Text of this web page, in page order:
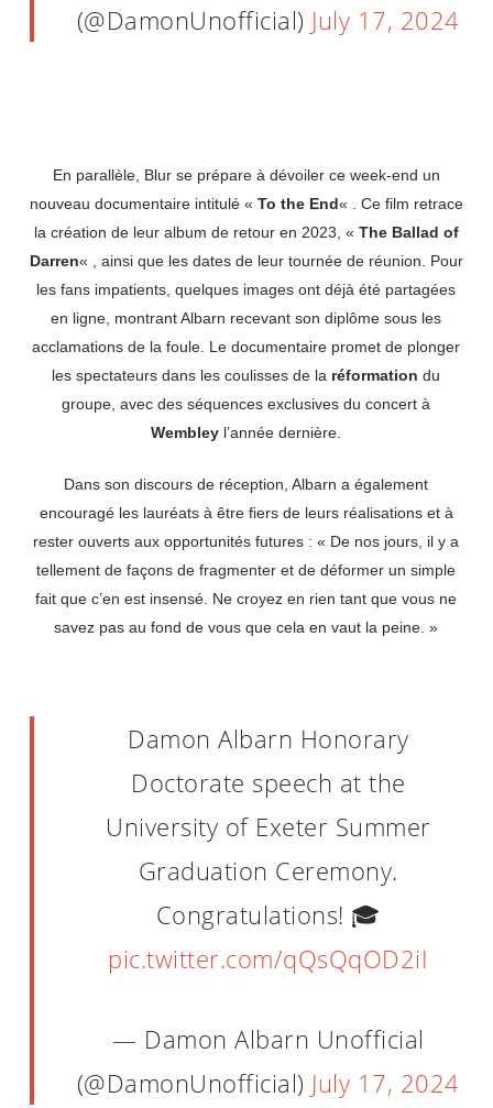
(@DamonUnofficial) July 17, 2024
En parallèle, Blur se prépare à dévoiler ce week-end un
nouveau documentaire intitulé « To the End« . Ce film retrace
la création de leur album de retour en 2023, « The Ballad of
Darren« , ainsi que les dates de leur tournée de réunion. Pour
les fans impatients, quelques images ont déjà été partagées
en ligne, montrant Albarn recevant son diplôme sous les
acclamations de la foule. Le documentaire promet de plonger
les spectateurs dans les coulisses de la réformation du
groupe, avec des séquences exclusives du concert à
Wembley l’année dernière.
Dans son discours de réception, Albarn a également
encouragé les lauréats à être fiers de leurs réalisations et à
rester ouverts aux opportunités futures : « De nos jours, il y a
tellement de façons de fragmenter et de déformer un simple
fait que c’en est insensé. Ne croyez en rien tant que vous ne
savez pas au fond de vous que cela en vaut la peine. »
Damon Albarn Honorary
Doctorate speech at the
University of Exeter Summer
Graduation Ceremony.
Congratulations! 🎓
pic.twitter.com/qQsQqOD2iI
— Damon Albarn Unofficial
(@DamonUnofficial) July 17, 2024